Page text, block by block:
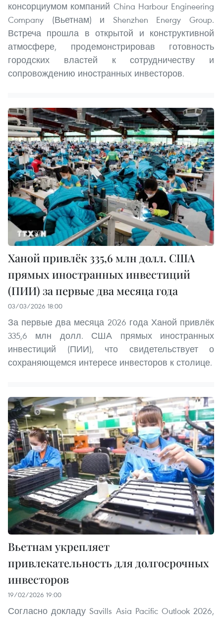
консорциумом компаний China Harbour Engineering
Company (Вьетнам) и Shenzhen Energy Group.
Встреча прошла в открытой и конструктивной
атмосфере, продемонстрировав готовность
городских властей к сотрудничеству и
сопровождению иностранных инвесторов.
Ханой привлёк 335,6 млн долл. США
прямых иностранных инвестиций
(ПИИ) за первые два месяца года
03/03/2026 18:00
За первые два месяца 2026 года Ханой привлёк
335,6 млн долл. США прямых иностранных
инвестиций (ПИИ), что свидетельствует о
сохраняющемся интересе инвесторов к столице.
Вьетнам укрепляет
привлекательность для долгосрочных
инвесторов
19/02/2026 19:00
Согласно докладу Savills Asia Pacific Outlook 2026,